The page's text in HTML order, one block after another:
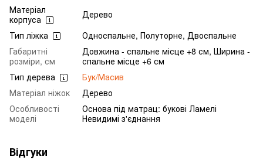
Матеріал
корпуса
Дерево
Тип ліжка
Односпальне, Полуторне, Двоспальне
Габаритні
розміри, см
Довжина - спальне місце +8 см, Ширина -
спальне місце +6 см
Тип дерева
Бук/Масив
Матеріал ніжок
Дерево
Особливості
моделі
Основа під матрац: букові Ламелі
Невидимі з'єднання
Відгуки